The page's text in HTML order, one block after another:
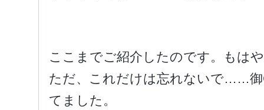
ここまでご紹介したのです。もは
ただ、これだけは忘れないで……御
てました。